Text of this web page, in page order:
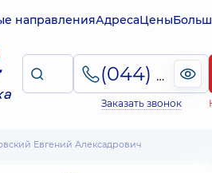
направленияАдресаЦены
(044) 495-2-888
Заказать звонок
Евгений Алексадрович